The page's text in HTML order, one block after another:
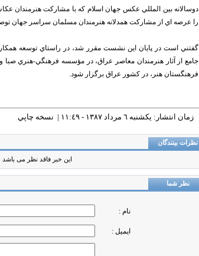
دوسالانه بين المللي عكس جهان اسلام كه با مشاركت هنرمندان
را عرصه اي از مشاركت همدلانه هنرمندان مسلمان سراسر جهان
گفتني است در پايان اين نشست مقرر شد، در راستاي توسعه
جامع از آثار هنرمندان معاصر عراق، در مؤسسه فرهنگي-هنري صبا و
فرهنگستان هنر، در كشور عراق برگزار شود.
زمان انتشار: يکشنبه ٦ مرداد ١٣٨٧ - ١١:٤٩ | نسخه چاپي
نظرات بینندگان
این خبر فاقد نظر می باشد
نظر شما
نام :
ایمیل :